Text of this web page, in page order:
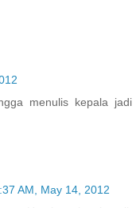
menulis kepala jadi
AM, May 14, 2012